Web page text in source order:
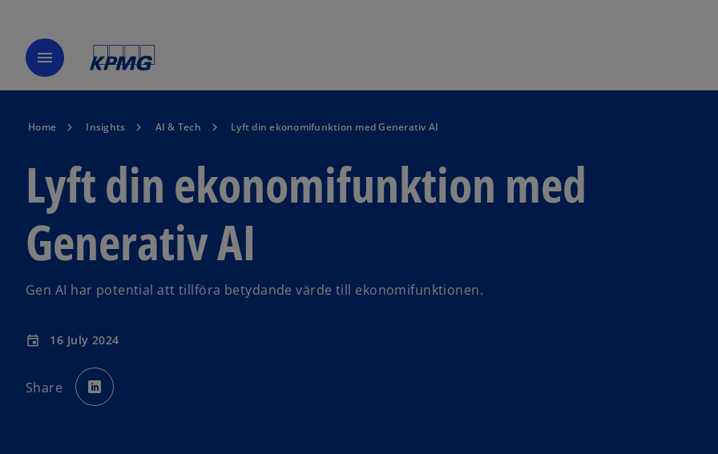
menu
Home Insights AI & Tech Lyft din ekonomifunktion med Generativ AI
Lyft din ekonomifunktion med
Generativ AI
Gen AI har potential att tillföra betydande värde till ekonomifunktionen.
event 16 July 2024
Share p
e